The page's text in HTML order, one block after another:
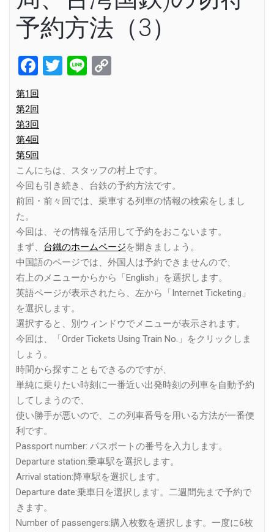
予約方法（3）
Facebook
Twitter
Line
第1回
第2回
第3回
第4回
第5回
こんにちは、スタッフの村上です。
今回も引き続き、台鉄の予約方法です。
前回・前々回では、乗車する列車の情報の検索をしまし
た。
今回は、その情報を活用して予約をおこないます。
まず、 台鐵のホームページを開きましょう。
中国語のページでは、外国人は予約できませんので、
右上のメニューからから「English」を選択します。
英語ページが表示されたら、左から「Internet Ticketing」
を選択します。
選択すると、別ウィンドウでメニューが表示されます。
今回は、「Order Tickets Using Train No.」をクリックしま
しょう。
時間から探すこともできるのですが、
単純に乗りたい時刻に一番近い出発時刻の列車を自動予約
してしまうので、
使い勝手が悪いので、この列車番号を用いる方法が一番便
利です。
Passport number: パスポートの番号を入力します。
Departure station:乗車駅を選択します。
Arrival station:降車駅を選択します。
Departure date:乗車日を選択します。二週間先まで予約で
きます。
Number of passengers:購入枚数を選択します。一度に6枚